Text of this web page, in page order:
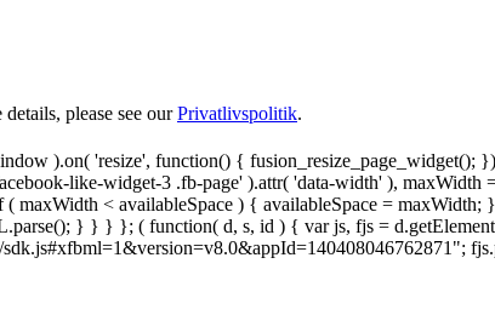
please see ourPrivatlivspolitik.
).on( 'resize', function() { fusion_resize_page_widget();
like-widget-3 .fb-page' ).attr( 'data-width' ),
maxWidth < availableSpace ) { availableSpace =
} } } }; ( function( d, s, id ) { var js, fjs =